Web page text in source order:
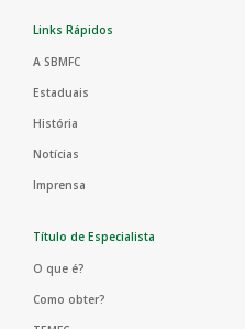
Links Rápidos
A SBMFC
Estaduais
História
Notícias
Imprensa
Título de Especialista
O que é?
Como obter?